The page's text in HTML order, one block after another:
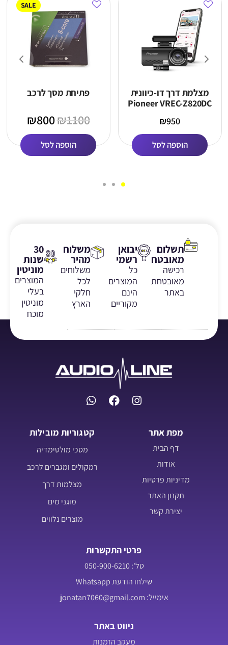
מצלמת דרך דו-כיוונית
Pioneer VREC-Z820DC
₪950
הוספה לסל
SALE
פתיחת מסך לרכב
₪1100
₪800
הוספה לסל
תשלום
מאובטח
רכישה
מאובטחת
באתר
יבואן
רשמי
כל
המוצרים
הינם
מקוריים
משלוח
מהיר
משלוחים
לכל
חלקי
הארץ
30
שנות
מוניטין
המוצרים
בעלי
מוניטין
מוכח
מפת אתר
דף הבית
אודות
מדיניות פרטיות
תקנון האתר
יצירת קשר
קטגוריות מובילות
מסכי מולטימדיה
רמקולים ומגברים לרכב
מצלמות דרך
מוגני מים
מוצרים נלווים
פרטי התקשרות
טל': 050-900-6210
שילחו הודעת Whatsapp
אימייל: jonatan7060@gmail.com
ניווט באתר
מעקב הזמנות